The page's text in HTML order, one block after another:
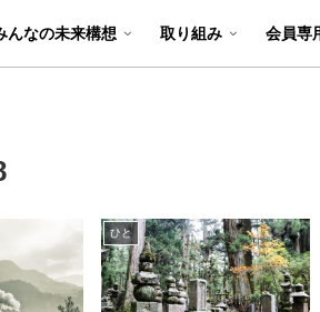
んなの未来構想 取り組み 会員専
ひと